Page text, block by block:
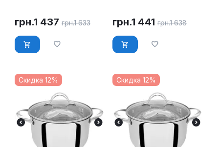
грн.1 437 грн.1 633 грн.1 441 грн.1 638
Скидка 12% Скидка 12%